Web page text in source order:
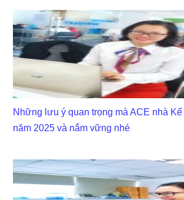
Những lưu ý quan trọng mà ACE nhà
năm 2025 và nắm vững nhé